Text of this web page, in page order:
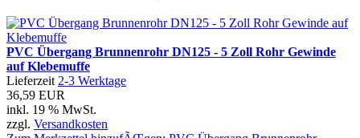
PVC Übergang Brunnenrohr DN125 - 5 Zoll Rohr Gewinde
auf Klebemuffe
Lieferzeit2-3 Werktage
36,59 EUR
inkl. 19 % MwSt.
zzgl. Versandkosten